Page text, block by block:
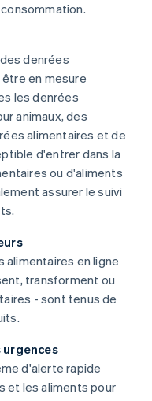
denrées
en mesure
les denrées
animaux, des
alimentaires et de
d'entrer dans la
ou d'aliments
assurer le suivi
en ligne
transforment ou
- sont tenus de
urgences
d'alerte rapide
et les aliments pour